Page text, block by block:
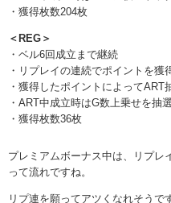
・獲得枚数204枚
＜REG＞
・ベル6回成立まで継続
・リプレイの連続でポイントを獲
・獲得したポイントによってART
・ART中成立時はG数上乗せを抽選
・獲得枚数36枚
プレミアムボーナス中は、リプレ
って流れですね。
リプ連を願ってアツくなれそうで